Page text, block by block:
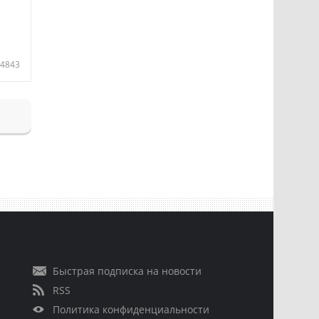
4843
Быстрая подписка на новости
RSS
Политика конфиденциальности